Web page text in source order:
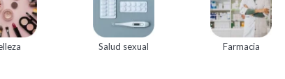
Salud sexual Farmacia